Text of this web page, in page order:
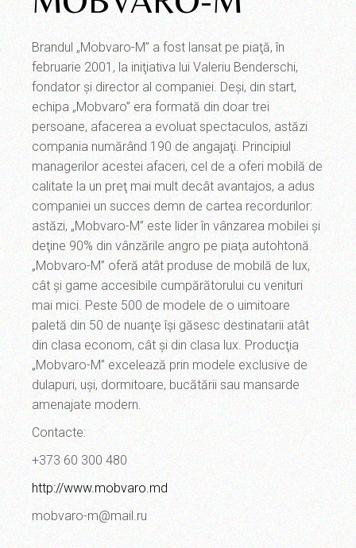
Brandul „Mobvaro-M” a fost lansat pe piaţă, în
februarie 2001, la iniţiativa lui Valeriu Benderschi,
fondator şi director al companiei. Deşi, din start,
echipa „Mobvaro” era formată din doar trei
persoane, afacerea a evoluat spectaculos, astăzi
compania numărând 190 de angajaţi. Principiul
managerilor acestei afaceri, cel de a oferi mobilă de
calitate la un preţ mai mult decât avantajos, a adus
companiei un succes demn de cartea recordurilor:
astăzi, „Mobvaro-M” este lider în vânzarea mobilei şi
deţine 90% din vânzările angro pe piaţa autohtonă.
„Mobvaro-M” oferă atât produse de mobilă de lux,
cât şi game accesibile cumpărătorului cu venituri
mai mici. Peste 500 de modele de o uimitoare
paletă din 50 de nuanţe îşi găsesc destinatarii atât
din clasa econom, cât şi din clasa lux. Producţia
„Mobvaro-M” excelează prin modele exclusive de
dulapuri, uşi, dormitoare, bucătării sau mansarde
amenajate modern.
Contacte:
+373 60 300 480
http://www.mobvaro.md
mobvaro-m@mail.ru